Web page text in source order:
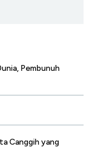
Pembunuh
Canggih yang